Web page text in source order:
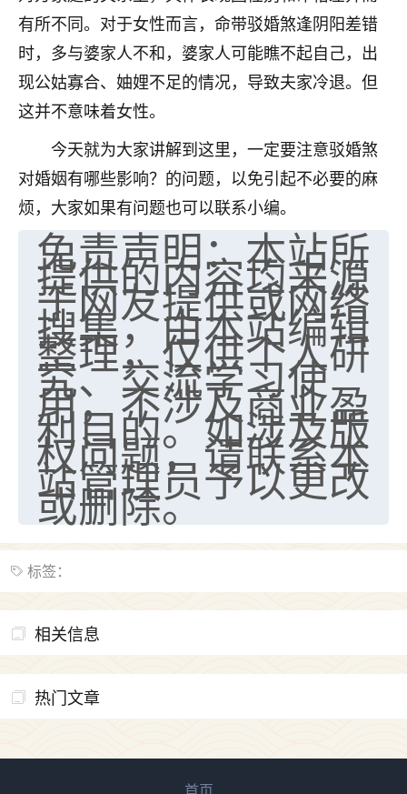
有所不同。对于女性而言，命带驳婚煞逢阴阳差错
时，多与婆家人不和，婆家人可能瞧不起自己，出
现公姑寡合、妯娌不足的情况，导致夫家冷退。但
这并不意味着女性。
今天就为大家讲解到这里，一定要注意驳婚煞
对婚姻有哪些影响？的问题，以免引起不必要的麻
烦，大家如果有问题也可以联系小编。
免责声明：本站所
提供的内容均来源
于网友提供或网络
搜集，由本站编辑
整理，仅供个人研
究、交流学习使
用，不涉及商业盈
利目的。如涉及版
权问题，请联系本
站管理员予以更改
或删除。
标签：
相关信息
热门文章
做梦梦见她，后来也是朋友介绍，找到慧来老
师，安排了超度法事，做梦再也没有梦到过
了，一开始是半信半疑的，图个心安，给亡母
超度，现在看来，人不信也不行。
优秀的张同学
老师收徒吗？？我对这些很感兴趣
2天前 来自山西